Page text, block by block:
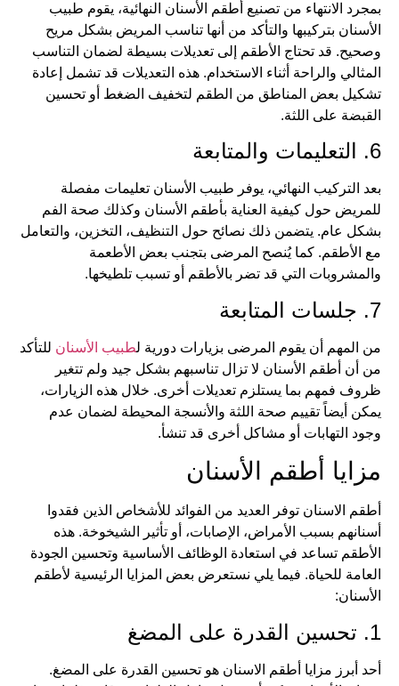
بمجرد الانتهاء من تصنيع أطقم الأسنان النهائية، يقوم طبيب
الأسنان بتركيبها والتأكد من أنها تناسب المريض بشكل مريح
وصحيح. قد تحتاج الأطقم إلى تعديلات بسيطة لضمان التناسب
المثالي والراحة أثناء الاستخدام. هذه التعديلات قد تشمل إعادة
تشكيل بعض المناطق من الطقم لتخفيف الضغط أو تحسين
القبضة على اللثة.
6. التعليمات والمتابعة
بعد التركيب النهائي، يوفر طبيب الأسنان تعليمات مفصلة
للمريض حول كيفية العناية بأطقم الأسنان وكذلك صحة الفم
بشكل عام. يتضمن ذلك نصائح حول التنظيف، التخزين، والتعامل
مع الأطقم. كما يُنصح المرضى بتجنب بعض الأطعمة
والمشروبات التي قد تضر بالأطقم أو تسبب تلطيخها.
7. جلسات المتابعة
من المهم أن يقوم المرضى بزيارات دورية لطبيب الأسنان للتأكد
من أن أطقم الأسنان لا تزال تناسبهم بشكل جيد ولم تتغير
ظروف فمهم بما يستلزم تعديلات أخرى. خلال هذه الزيارات،
يمكن أيضاً تقييم صحة اللثة والأنسجة المحيطة لضمان عدم
وجود التهابات أو مشاكل أخرى قد تنشأ.
مزايا أطقم الأسنان
أطقم الاسنان توفر العديد من الفوائد للأشخاص الذين فقدوا
أسنانهم بسبب الأمراض، الإصابات، أو تأثير الشيخوخة. هذه
الأطقم تساعد في استعادة الوظائف الأساسية وتحسين الجودة
العامة للحياة. فيما يلي نستعرض بعض المزايا الرئيسية لأطقم
الأسنان:
1. تحسين القدرة على المضغ
أحد أبرز مزايا أطقم الاسنان هو تحسين القدرة على المضغ.